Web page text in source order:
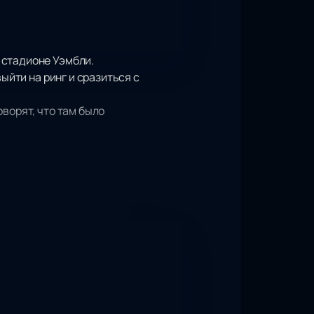
Уэмбли.
на ринг и сразиться с
что там было
временного титула по
Нанес ли Дюбуа удар в пах
посчитал, что его просто
Но сначала нужно